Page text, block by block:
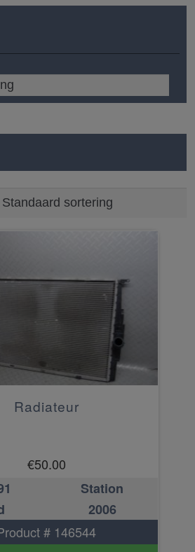
Radiateur
€50.00
Station
2006
# 146544